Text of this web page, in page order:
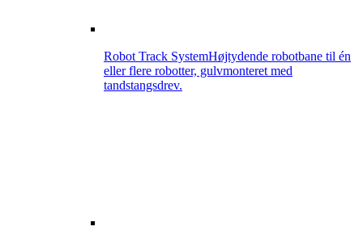
Robot Track SystemHøjtydende robotbane til én
eller flere robotter, gulvmonteret med
tandstangsdrev.